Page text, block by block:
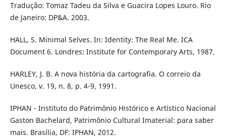
Tradução: Tomaz Tadeu da Silva e Guacira Lopes Louro. Rio
de Janeiro: DP&A. 2003.
HALL, S. Minimal Selves. In: Identity: The Real Me. ICA
Document 6. Londres: Institute for Contemporary Arts, 1987.
HARLEY, J. B. A nova história da cartografia. O correio da
Unesco, v. 19, n. 8, p. 4-9, 1991.
IPHAN - Instituto do Patrimônio Histórico e Artístico Nacional
Gaston Bachelard, Patrimônio Cultural Imaterial: para saber
mais. Brasília, DF: IPHAN, 2012.